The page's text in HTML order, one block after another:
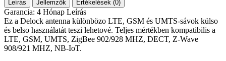
Leírás Jellemzők Értékelések (0)
Garancia: 4 Hónap Leírás
Ez a Delock antenna különbözo LTE, GSM és UMTS-sávok külso
és belso használatát teszi lehetové. Teljes mértékben kompatibilis a
LTE, GSM, UMTS, ZigBee 902/928 MHZ, DECT, Z-Wave
908/921 MHZ, NB-IoT.